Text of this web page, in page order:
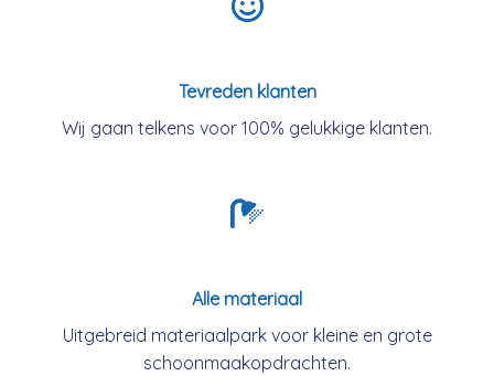
Tevreden klanten
Wij gaan telkens voor 100% gelukkige klanten.
Alle materiaal
Uitgebreid materiaalpark voor kleine en grote
schoonmaakopdrachten.